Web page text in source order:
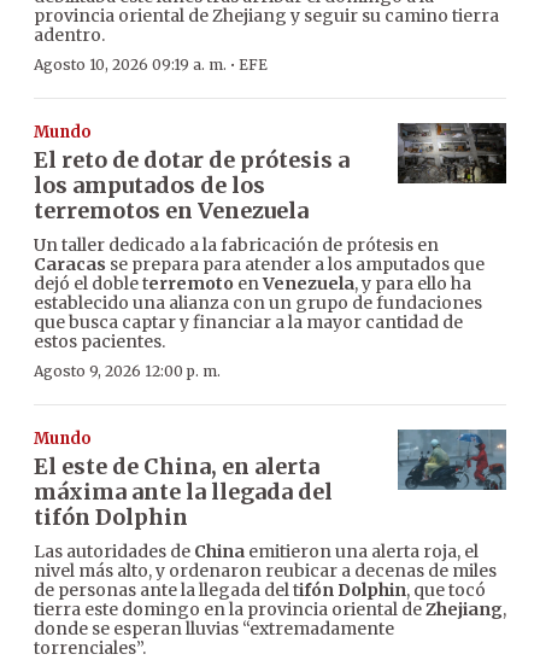
provincia oriental de Zhejiang y seguir su camino tierra
adentro.
Agosto 10, 2026 09:19 a. m. · EFE
Mundo
El reto de dotar de prótesis a
los amputados de los
terremotos en Venezuela
Un taller dedicado a la fabricación de prótesis en
Caracas se prepara para atender a los amputados que
dejó el doble terremoto enVenezuela, y para ello ha
establecido una alianza con un grupo de fundaciones
que busca captar y financiar a la mayor cantidad de
estos pacientes.
Agosto 9, 2026 12:00 p. m.
Mundo
El este de China, en alerta
máxima ante la llegada del
tifón Dolphin
Las autoridades de China emitieron una alerta roja, el
nivel más alto, y ordenaron reubicar a decenas de miles
de personas ante la llegada del tifón Dolphin, que tocó
tierra este domingo en la provincia oriental deZhejiang,
donde se esperan lluvias “extremadamente
torrenciales”.